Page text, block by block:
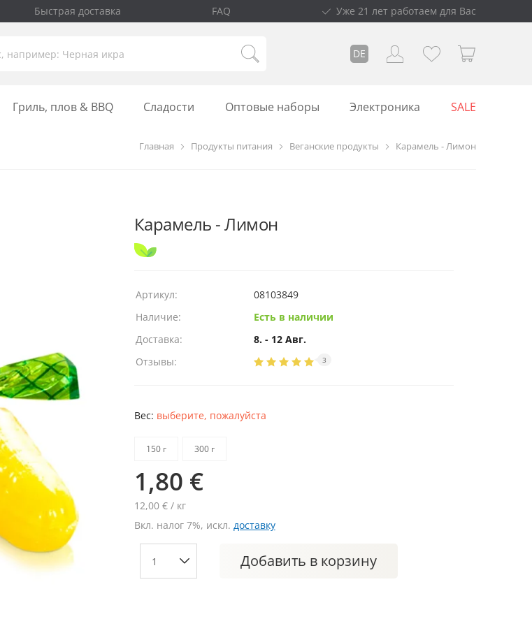
Быстрая доставка FAQ Уже 21 лет работаем для Вас
DE
Гриль, плов & BBQ Сладости Оптовые наборы Электроника SALE
Главная Продукты питания Веганские продукты Карамель - Лимон
Карамель - Лимон
Артикул:
08103849
Наличие:
Есть в наличии
Доставка:
8. - 12 Авг.
Отзывы:
3
Вес: выберите, пожалуйста
150 г 300 г
1,80 €
12,00 € / кг
Вкл. налог 7%, искл. доставку
Добавить в корзину